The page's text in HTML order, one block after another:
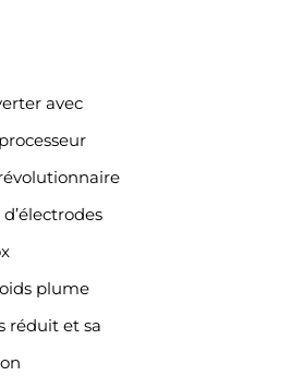
avec
plume
réduit et sa